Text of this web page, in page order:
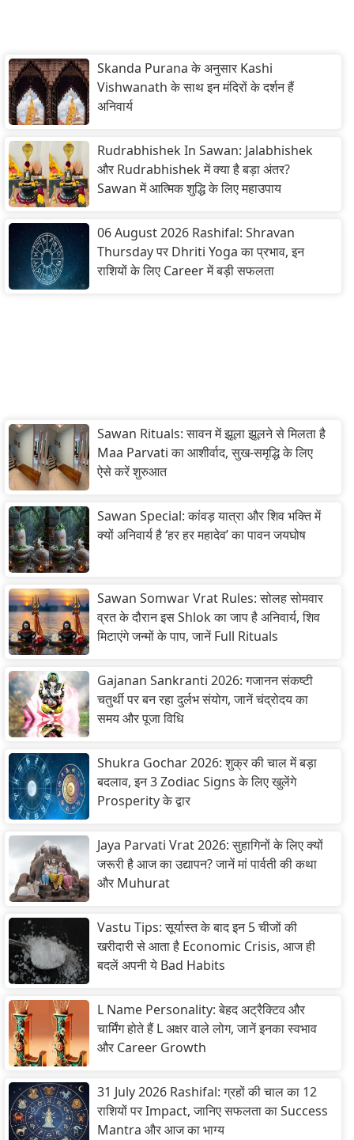
Skanda Purana के अनुसार Kashi
Vishwanath के साथ इन मंदिरों के दर्शन हैं
अनिवार्य
Rudrabhishek In Sawan: Jalabhishek
और Rudrabhishek में क्या है बड़ा अंतर?
Sawan में आत्मिक शुद्धि के लिए महाउपाय
06 August 2026 Rashifal: Shravan
Thursday पर Dhriti Yoga का प्रभाव, इन
राशियों के लिए Career में बड़ी सफलता
Sawan Rituals: सावन में झूला झूलने से मिलता है
Maa Parvati का आशीर्वाद, सुख-समृद्धि के लिए
ऐसे करें शुरुआत
Sawan Special: कांवड़ यात्रा और शिव भक्ति में
क्यों अनिवार्य है ‘हर हर महादेव’ का पावन जयघोष
Sawan Somwar Vrat Rules: सोलह सोमवार
व्रत के दौरान इस Shlok का जाप है अनिवार्य, शिव
मिटाएंगे जन्मों के पाप, जानें Full Rituals
Gajanan Sankranti 2026: गजानन संकष्टी
चतुर्थी पर बन रहा दुर्लभ संयोग, जानें चंद्रोदय का
समय और पूजा विधि
Shukra Gochar 2026: शुक्र की चाल में बड़ा
बदलाव, इन 3 Zodiac Signs के लिए खुलेंगे
Prosperity के द्वार
Jaya Parvati Vrat 2026: सुहागिनों के लिए क्यों
जरूरी है आज का उद्यापन? जानें मां पार्वती की कथा
और Muhurat
Vastu Tips: सूर्यास्त के बाद इन 5 चीजों की
खरीदारी से आता है Economic Crisis, आज ही
बदलें अपनी ये Bad Habits
L Name Personality: बेहद अट्रैक्टिव और
चार्मिंग होते हैं L अक्षर वाले लोग, जानें इनका स्वभाव
और Career Growth
31 July 2026 Rashifal: ग्रहों की चाल का 12
राशियों पर Impact, जानिए सफलता का Success
Mantra और आज का भाग्य